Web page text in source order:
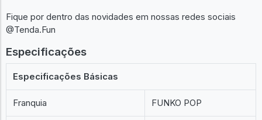
Fique por dentro das novidades em nossas redes sociais
@Tenda.Fun
Especificações
Especificações Básicas
Franquia FUNKO POP